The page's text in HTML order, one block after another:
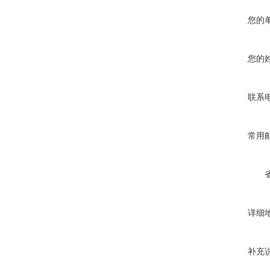
您的
您的
联系
常用
详细
补充